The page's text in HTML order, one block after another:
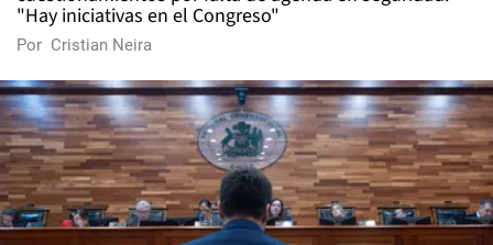
"Hay iniciativas en el Congreso"
Por Cristian Neira